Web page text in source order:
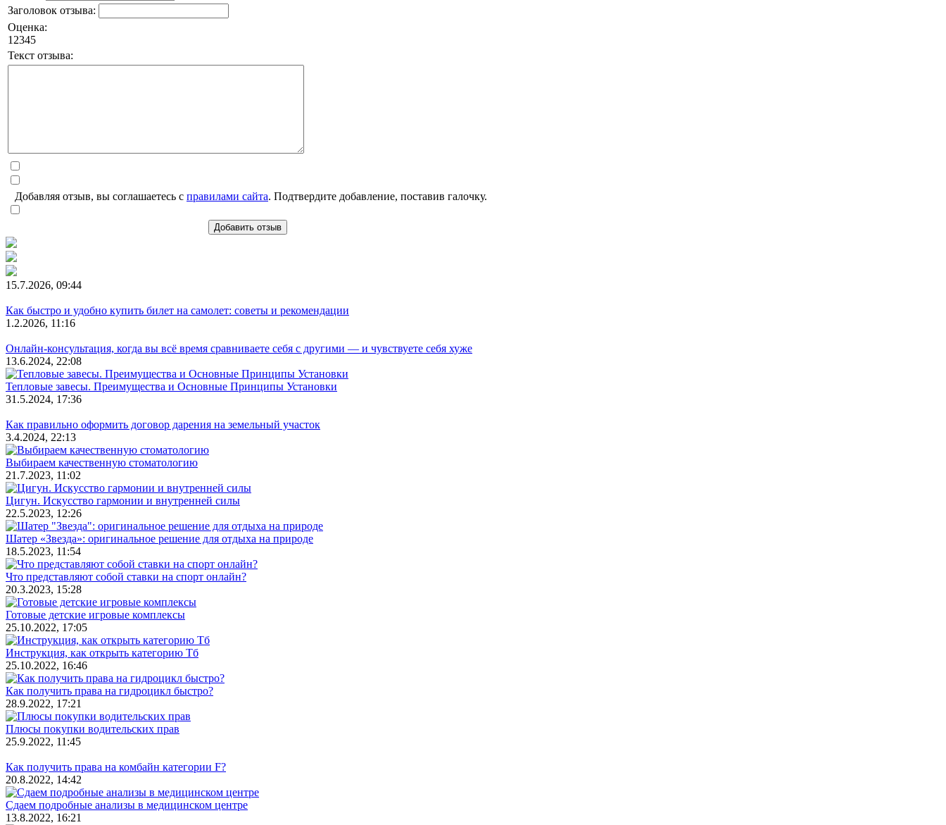
Заголовок отзыва:
Оценка:
1 2345
Текст отзыва:
Добавляя отзыв, вы соглашаетесь с правилами сайта. Подтвердите добавление, поставив галочку.
Добавить отзыв
15.7.2026, 09:44
Как быстро и удобно купить билет на самолет: советы и рекомендации
1.2.2026, 11:16
Онлайн-консультация, когда вы всё время сравниваете себя с другими — и чувствуете себя хуже
13.6.2024, 22:08
Тепловые завесы. Преимущества и Основные Принципы Установки
31.5.2024, 17:36
Как правильно оформить договор дарения на земельный участок
3.4.2024, 22:13
Выбираем качественную стоматологию
21.7.2023, 11:02
Цигун. Искусство гармонии и внутренней силы
22.5.2023, 12:26
Шатер «Звезда»: оригинальное решение для отдыха на природе
18.5.2023, 11:54
Что представляют собой ставки на спорт онлайн?
20.3.2023, 15:28
Готовые детские игровые комплексы
25.10.2022, 17:05
Инструкция, как открыть категорию Тб
25.10.2022, 16:46
Как получить права на гидроцикл быстро?
28.9.2022, 17:21
Плюсы покупки водительских прав
25.9.2022, 11:45
Как получить права на комбайн категории F?
20.8.2022, 14:42
Сдаем подробные анализы в медицинском центре
13.8.2022, 16:21